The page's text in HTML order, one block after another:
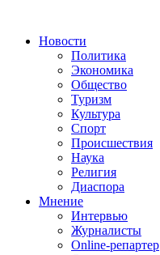
Новости
Политика
Экономика
Общество
Туризм
Культура
Спорт
Происшествия
Наука
Религия
Диаспора
Мнение
Интервью
Журналисты
Online-репартер